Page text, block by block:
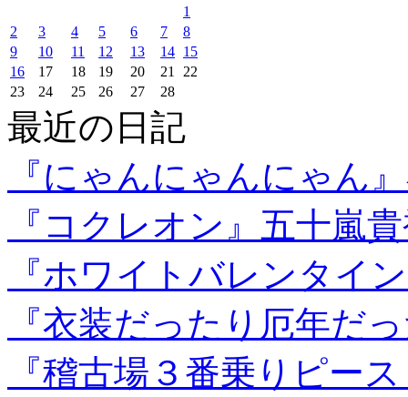
1
2
3 4 5 6 7
8
9
10 11 12 13 14 15
16
17 18 19 20 21
22
23
24 25 26 27 28
最近の日記
『にゃんにゃんにゃん
『コクレオン』五十嵐
『ホワイトバレンタイ
『衣装だったり厄年だ
『稽古場３番乗りピー